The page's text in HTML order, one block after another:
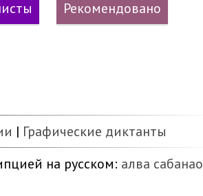
Рекомендовано
| Графические диктанты
на русском: алва сабанао